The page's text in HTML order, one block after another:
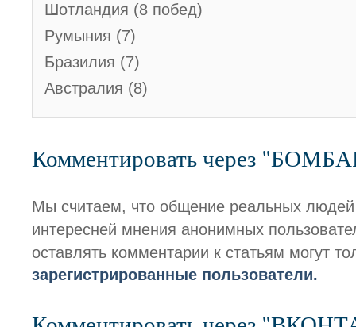
Шотландия (8 побед)
Румыния (7)
Бразилия (7)
Австралия (8)
Комментировать через
Мы считаем, что общение реальных
интересней мнения анонимных
оставлять комментарии к статьям могут
зарегистрированные пользователи.